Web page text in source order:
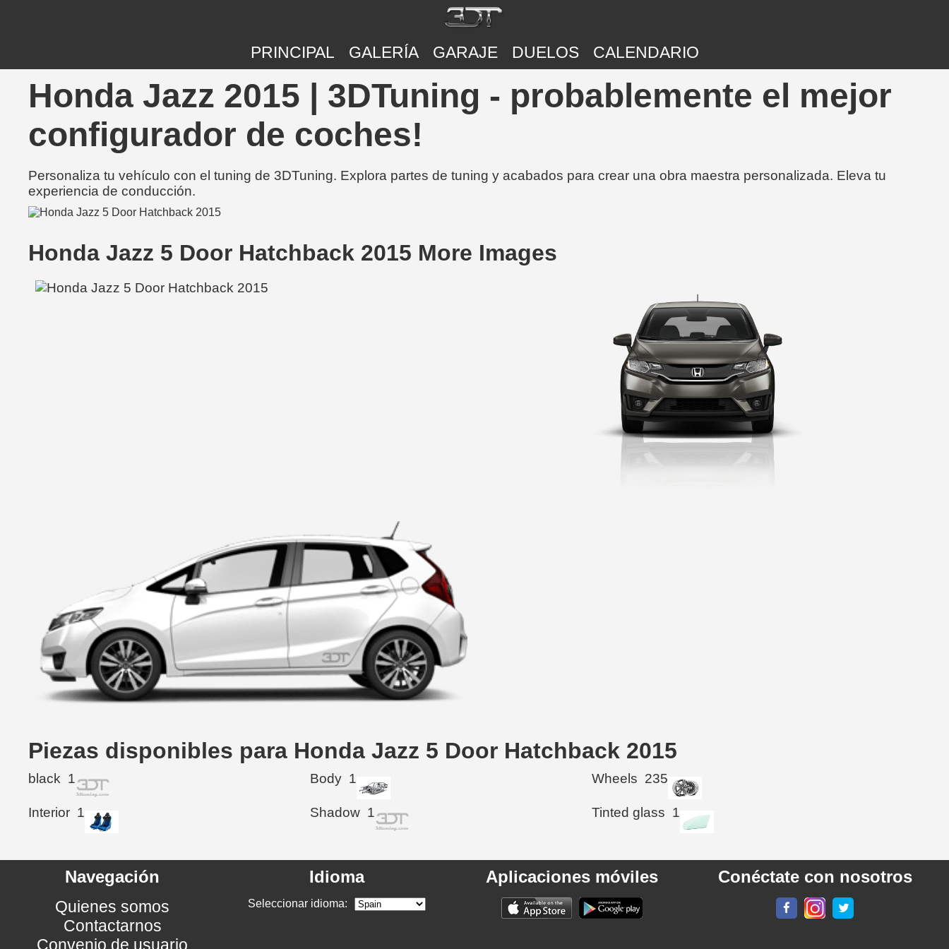
PRINCIPAL GALERÍA GARAJE DUELOS CALENDARIO
Honda Jazz 2015 | 3DTuning - probablemente el mejor
configurador de coches!
Personaliza tu vehículo con el tuning de 3DTuning. Explora partes de tuning y acabados para crear una obra maestra personalizada. Eleva tu
experiencia de conducción.
Honda Jazz 5 Door Hatchback 2015 More Images
Piezas disponibles para Honda Jazz 5 Door Hatchback 2015
black 1 Body 1 Wheels 235
Interior 1 Shadow 1 Tinted glass 1
Navegación
Quienes somos
Contactarnos
Convenio de usuario
Idioma
Seleccionar idioma:
Aplicaciones móviles Conéctate con nosotros